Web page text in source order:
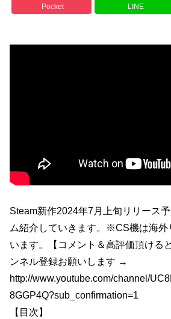
Pocket LINE
Steam新作2024年7月上旬リリース
ム紹介していきます。※CS機は海外
います。【コメント＆高評価頂ける
ンネル登録お願いします →
http://www.youtube.com/channel/
8GGP4Q?sub_confirmation=1
【目次】